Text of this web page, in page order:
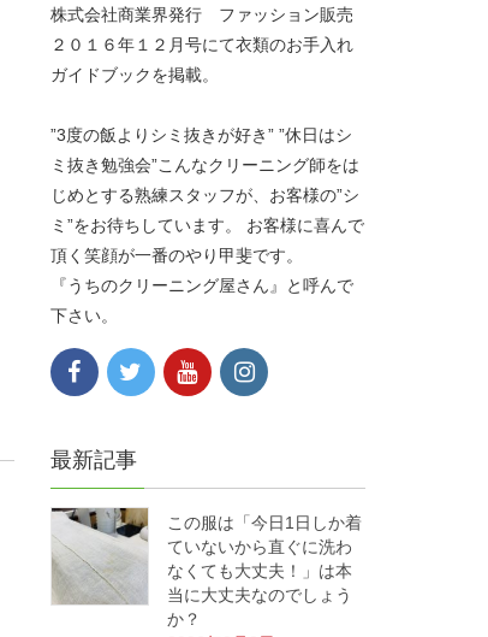
株式会社商業界発行 ファッション販売
２０１６年１２月号にて衣類のお手入れ
ガイドブックを掲載。
”3度の飯よりシミ抜きが好き” ”休日はシ
ミ抜き勉強会”こんなクリーニング師をは
じめとする熟練スタッフが、お客様の”シ
ミ”をお待ちしています。 お客様に喜んで
頂く笑顔が一番のやり甲斐です。
『うちのクリーニング屋さん』と呼んで
下さい。
最新記事
この服は「今日1日しか着
ていないから直ぐに洗わ
なくても大丈夫！」は本
当に大丈夫なのでしょう
か？